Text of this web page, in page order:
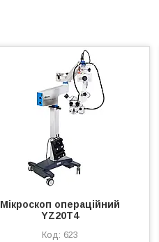
Мікроскоп операційний
YZ20T4
623